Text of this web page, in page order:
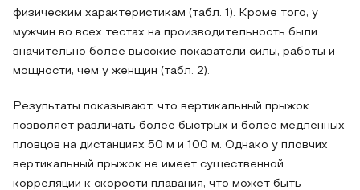
физическим характеристикам (табл. 1). Кроме того, у
мужчин во всех тестах на производительность были
значительно более высокие показатели силы, работы и
мощности, чем у женщин (табл. 2).
Результаты показывают, что вертикальный прыжок
позволяет различать более быстрых и более медленных
пловцов на дистанциях 50 м и 100 м. Однако у пловчих
вертикальный прыжок не имеет существенной
корреляции к скорости плавания, что может быть